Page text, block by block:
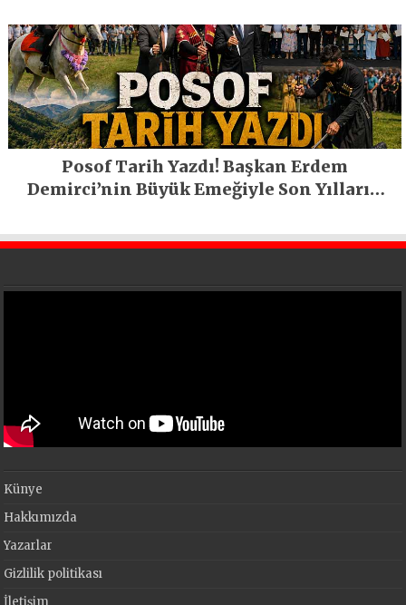
Posof Tarih Yazdı! Başkan Erdem
Demirci’nin Büyük Emeğiyle Son Yılların
Künye
Hakkımızda
Yazarlar
Gizlilik politikası